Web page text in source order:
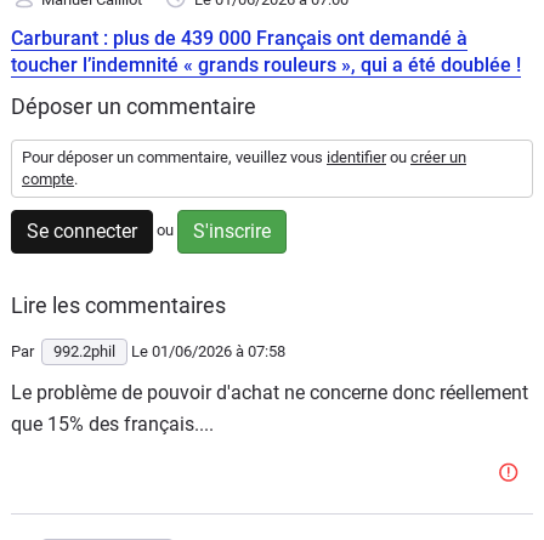
Utilitaires
Flottes
Auto
Services
Forum
Moto
Marques
Carburant : plus de 439 000 Français ont demandé à
toucher l’indemnité « grands rouleurs », qui a été doublée !
Déposer un commentaire
Pour déposer un commentaire, veuillez vous identifierou créer un
compte.
Se connecter ou S'inscrire
Lire les commentaires
Par 992.2phil Le 01/06/2026 à 07:58
Le problème de pouvoir d'achat ne concerne donc réellement
que 15% des français....